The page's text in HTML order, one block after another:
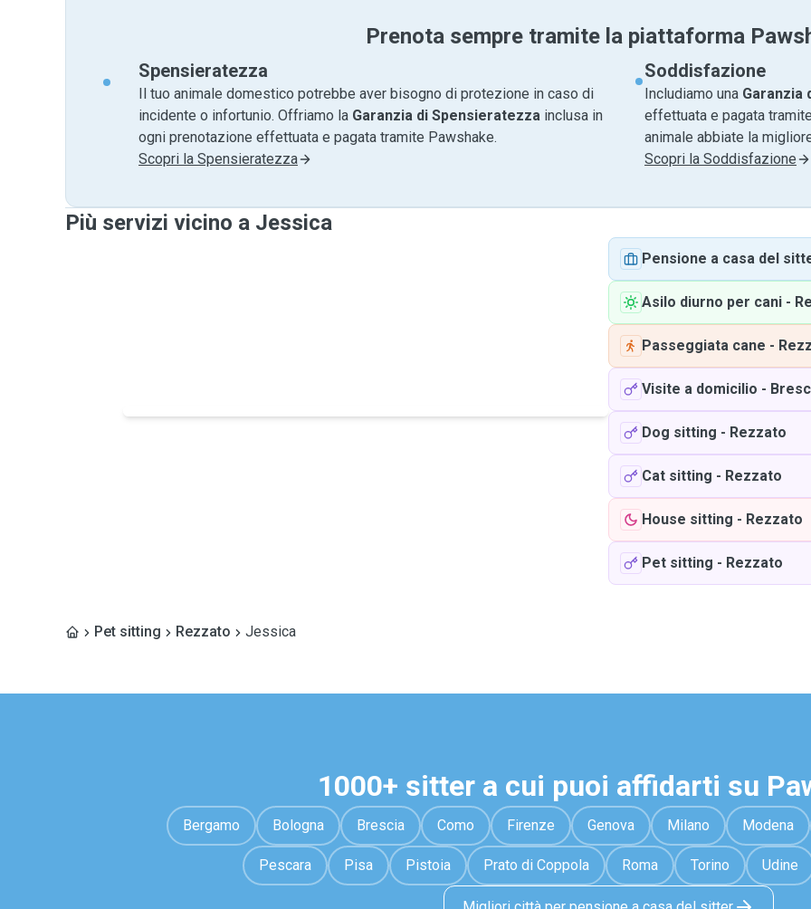
Prenota sempre tramite la piattaforma
Spensieratezza
Il tuo animale domestico potrebbe aver bisogno di protezione in caso di
incidente o infortunio. Offriamo la Garanzia di Spensieratezza inclusa in
ogni prenotazione effettuata e pagata tramite Pawshake.
Scopri la Spensieratezza
Soddisfazione
Includiamo una Garanzia
effettuata e pagata
animale abbiate la
Scopri la Soddisfazione
Più servizi vicino a Jessica
Pensione a casa del
Asilo diurno per cani -
Passeggiata cane -
Visite a domicilio -
Dog sitting - Rezzato
Cat sitting - Rezzato
House sitting - Rezzato
Pet sitting - Rezzato
Pet sitting Rezzato Jessica
1000+ sitter a cui puoi affidarti su
Bergamo Bologna Brescia Como Firenze Genova Milano Modena
Pescara Pisa Pistoia Prato di Coppola Roma Torino Udine